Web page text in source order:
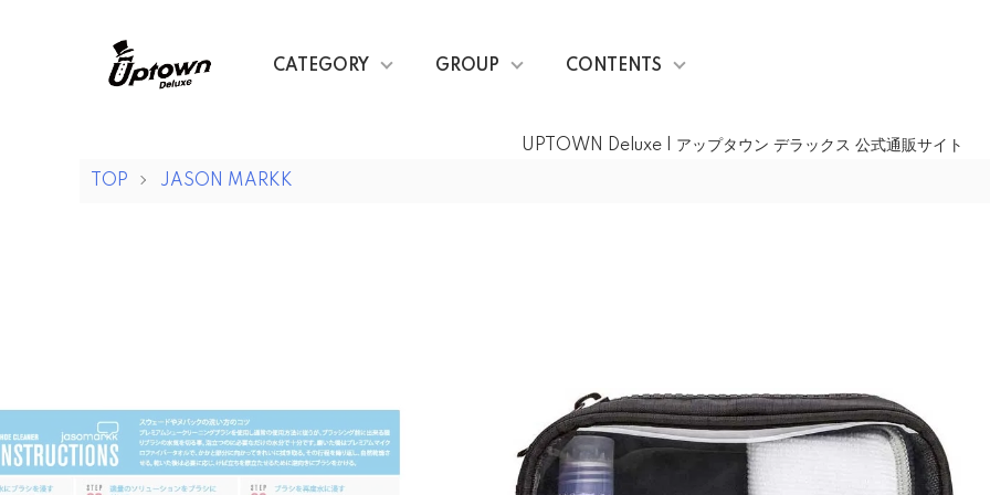
UPTOWN Deluxe | アップタウン デラックス 公式通販サイト
CATEGORY GROUP CONTENTS
TOP JASON MARKK